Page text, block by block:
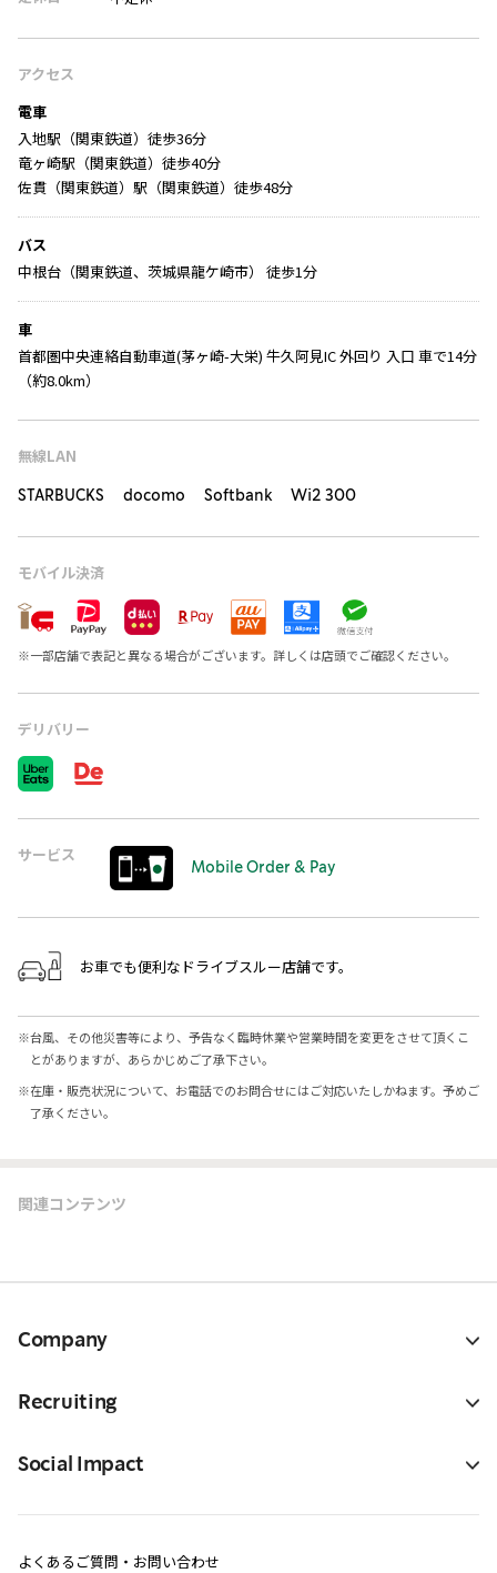
アクセス
電車
入地駅（関東鉄道）徒歩36分
竜ヶ崎駅（関東鉄道）徒歩40分
佐貫（関東鉄道）駅（関東鉄道）徒歩48分
バス
中根台（関東鉄道、茨城県龍ケ崎市） 徒歩1分
車
首都圏中央連絡自動車道(茅ヶ崎-大栄) 牛久阿見IC 外回り 入口 車で14分
（約8.0km）
無線LAN
STARBUCKS docomo Softbank Wi2 300
モバイル決済
※一部店舗で表記と異なる場合がございます。詳しくは店頭でご確認ください。
デリバリー
サービス
Mobile Order & Pay
お車でも便利なドライブスルー店舗です。
※台風、その他災害等により、予告なく臨時休業や営業時間を変更をさせて頂くこ
とがありますが、あらかじめご了承下さい。
※在庫・販売状況について、お電話でのお問合せにはご対応いたしかねます。予めご
了承ください。
関連コンテンツ
Company
Recruiting
Social Impact
よくあるご質問・お問い合わせ